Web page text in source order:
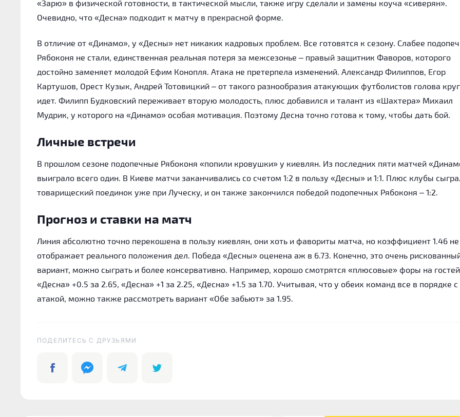
«Зарю» в физической готовности, в тактической мысли, также игру сделали и замены коуча «сиверян».
Очевидно, что «Десна» подходит к матчу в прекрасной форме.
В отличие от «Динамо», у «Десны» нет никаких кадровых проблем. Все готовятся к сезону. Слабее
Рябоконя не стали, единственная реальная потеря за межсезонье – правый защитник Фаворов, которого
достойно заменяет молодой Ефим Конопля. Атака не претерпела изменений. Александр Филиппов, Егор
Картушов, Орест Кузык, Андрей Тотовицкий – от такого разнообразия атакующих футболистов голова
идет. Филипп Будковский переживает вторую молодость, плюс добавился и талант из «Шахтера» Михаил
Мудрик, у которого на «Динамо» особая мотивация. Поэтому Десна точно готова к тому, чтобы дать бой.
Личные встречи
В прошлом сезоне подопечные Рябоконя «попили кровушки» у киевлян. Из последних пяти матчей
выиграло всего один. В Киеве матчи заканчивались со счетом 1:2 в пользу «Десны» и 1:1. Плюс клубы
товарищеский поединок уже при Луческу, и он также закончился победой подопечных Рябоконя – 1:2.
Прогноз и ставки на матч
Линия абсолютно точно перекошена в пользу киевлян, они хоть и фавориты матча, но коэффициент 1.46 не
отображает реального положения дел. Победа «Десны» оценена аж в 6.73. Конечно, это очень
вариант, можно сыграть и более консервативно. Например, хорошо смотрятся «плюсовые» форы на
«Десна» +0.5 за 2.65, «Десна» +1 за 2.25, «Десна» +1.5 за 1.70. Учитывая, что у обеих команд все в порядке с
атакой, можно также рассмотреть вариант «Обе забьют» за 1.95.
ПОДЕЛИТЕСЬ C ДРУЗЬЯМИ